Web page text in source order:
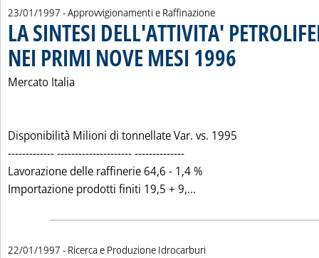
23/01/1997 - Approvvigionamenti e Raffinazione
LA SINTESI DELL'ATTIVITA'
NEI PRIMI NOVE MESI 1996
Mercato Italia
Disponibilità Milioni di tonnellate Var. vs. 1995
------------- --------------------- --------------
Lavorazione delle raffinerie 64,6 - 1,4 %
Importazione prodotti finiti 19,5 + 9,...
22/01/1997 - Ricerca e Produzione Idrocarburi